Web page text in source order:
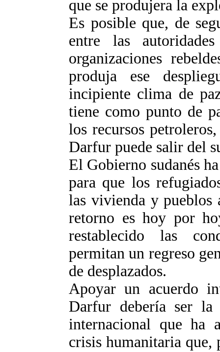
que se produjera la
Es posible que, de
entre las
organizaciones
produja ese
incipiente clima de
tiene como punto de
los recursos
Darfur puede salir del
El Gobierno sudanés
para que los
las vivienda y pueblos
retorno es hoy por
restablecido las
permitan un regreso
de desplazados.
Apoyar un acuerdo
Darfur debería ser la
internacional que ha
crisis humanitaria que,